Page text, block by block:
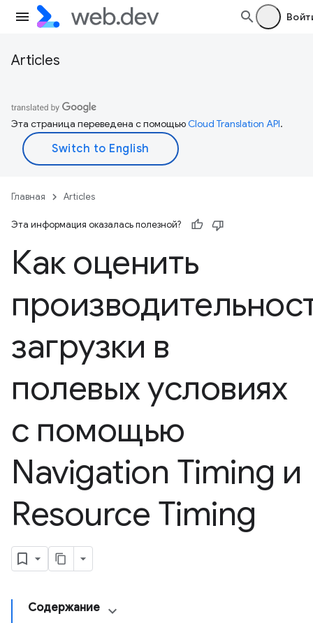
Articles
Эта страница переведена с помощьюCloud Translation API.
Главная Articles
Эта информация оказалась полезной?
Как оценить
загрузки в
полевых условиях
с помощью
Navigation Timing и
Resource Timing
Содержание